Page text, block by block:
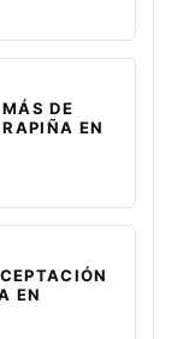
DE
EN
EN